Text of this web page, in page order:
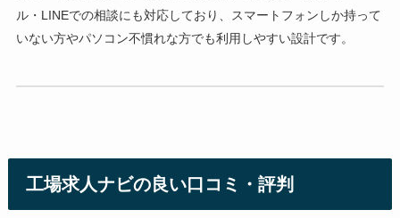
ル・LINEでの相談にも対応しており、スマートフォンしか持って
いない方やパソコン不慣れな方でも利用しやすい設計です。
工場求人ナビの良い口コミ・評判